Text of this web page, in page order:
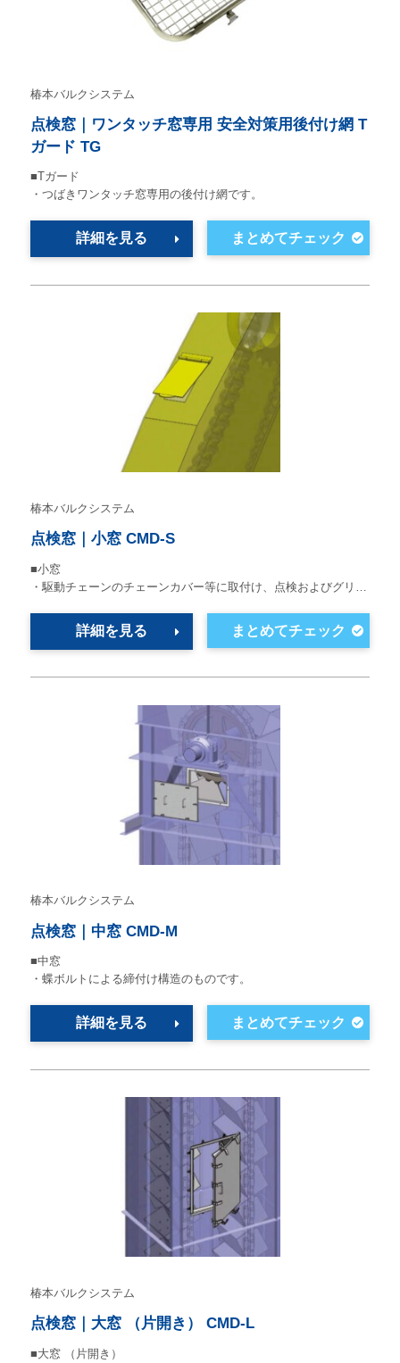
椿本バルクシステム
点検窓｜ワンタッチ窓専用 安全対策用後付け網 T
ガード TG
■Tガード
・つばきワンタッチ窓専用の後付け網です。
詳細を見る
椿本バルクシステム
点検窓｜小窓 CMD-S
■小窓
・駆動チェーンのチェーンカバー等に取付け、点検およびグリ…
詳細を見る
椿本バルクシステム
点検窓｜中窓 CMD-M
■中窓
・蝶ボルトによる締付け構造のものです。
詳細を見る
椿本バルクシステム
点検窓｜大窓 （片開き） CMD-L
■大窓 （片開き）